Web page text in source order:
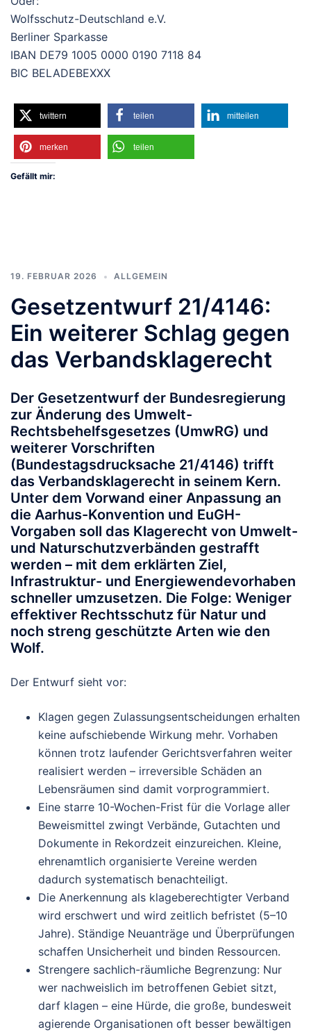
Wolfsschutz-Deutschland e.V.
Berliner Sparkasse
IBAN DE79 1005 0000 0190 7118 84
BIC BELADEBEXXX
twittern teilen mitteilen
merken teilen
Gefällt mir:
19. FEBRUAR 2026 ALLGEMEIN
Gesetzentwurf 21/4146:
Ein weiterer Schlag gegen
das Verbandsklagerecht
Der Gesetzentwurf der Bundesregierung
zur Änderung des Umwelt-
Rechtsbehelfsgesetzes (UmwRG) und
weiterer Vorschriften
(Bundestagsdrucksache 21/4146) trifft
das Verbandsklagerecht in seinem Kern.
Unter dem Vorwand einer Anpassung an
die Aarhus-Konvention und EuGH-
Vorgaben soll das Klagerecht von Umwelt-
und Naturschutzverbänden gestrafft
werden – mit dem erklärten Ziel,
Infrastruktur- und Energiewendevorhaben
schneller umzusetzen. Die Folge: Weniger
effektiver Rechtsschutz für Natur und
noch streng geschützte Arten wie den
Wolf.
Der Entwurf sieht vor:
Klagen gegen Zulassungsentscheidungen erhalten
keine aufschiebende Wirkung mehr. Vorhaben
können trotz laufender Gerichtsverfahren weiter
realisiert werden – irreversible Schäden an
Lebensräumen sind damit vorprogrammiert.
Eine starre 10-Wochen-Frist für die Vorlage aller
Beweismittel zwingt Verbände, Gutachten und
Dokumente in Rekordzeit einzureichen. Kleine,
ehrenamtlich organisierte Vereine werden
dadurch systematisch benachteiligt.
Die Anerkennung als klageberechtigter Verband
wird erschwert und wird zeitlich befristet (5–10
Jahre). Ständige Neuanträge und Überprüfungen
schaffen Unsicherheit und binden Ressourcen.
Strengere sachlich-räumliche Begrenzung: Nur
wer nachweislich im betroffenen Gebiet sitzt,
darf klagen – eine Hürde, die große, bundesweit
agierende Organisationen oft besser bewältigen